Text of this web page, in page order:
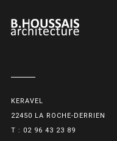
KERAVEL
22450 LA ROCHE-DERRIEN
T : 02 96 43 23 89